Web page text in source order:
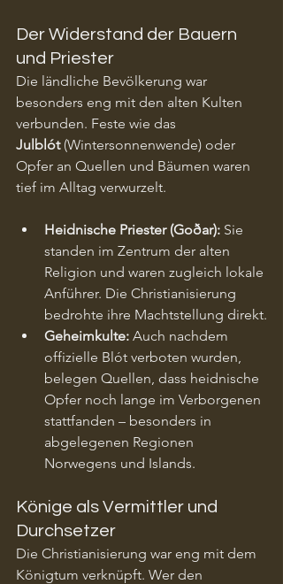
Der Widerstand der Bauern
und Priester
Die ländliche Bevölkerung war
besonders eng mit den alten Kulten
verbunden. Feste wie das
Julblót (Wintersonnenwende) oder
Opfer an Quellen und Bäumen waren
tief im Alltag verwurzelt.
Heidnische Priester (Goðar): Sie
standen im Zentrum der alten
Religion und waren zugleich lokale
Anführer. Die Christianisierung
bedrohte ihre Machtstellung direkt.
Geheimkulte: Auch nachdem
offizielle Blót verboten wurden,
belegen Quellen, dass heidnische
Opfer noch lange im Verborgenen
stattfanden – besonders in
abgelegenen Regionen
Norwegens und Islands.
Könige als Vermittler und
Durchsetzer
Die Christianisierung war eng mit dem
Königtum verknüpft. Wer den